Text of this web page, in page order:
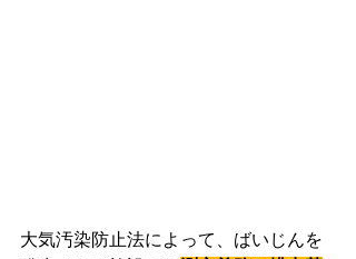
大気汚染防止法によって、ばいじんを